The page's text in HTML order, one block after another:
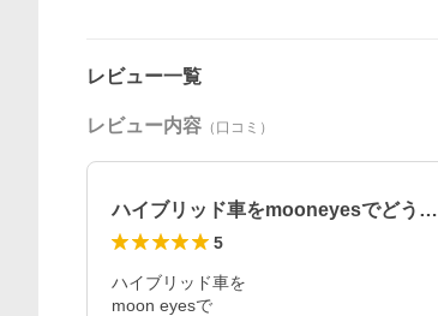
レビュー一覧
レビュー内容 （口コミ）
ハイブリッド車をmooneyesでどう…
5
ハイブリッド車を
moon eyesで